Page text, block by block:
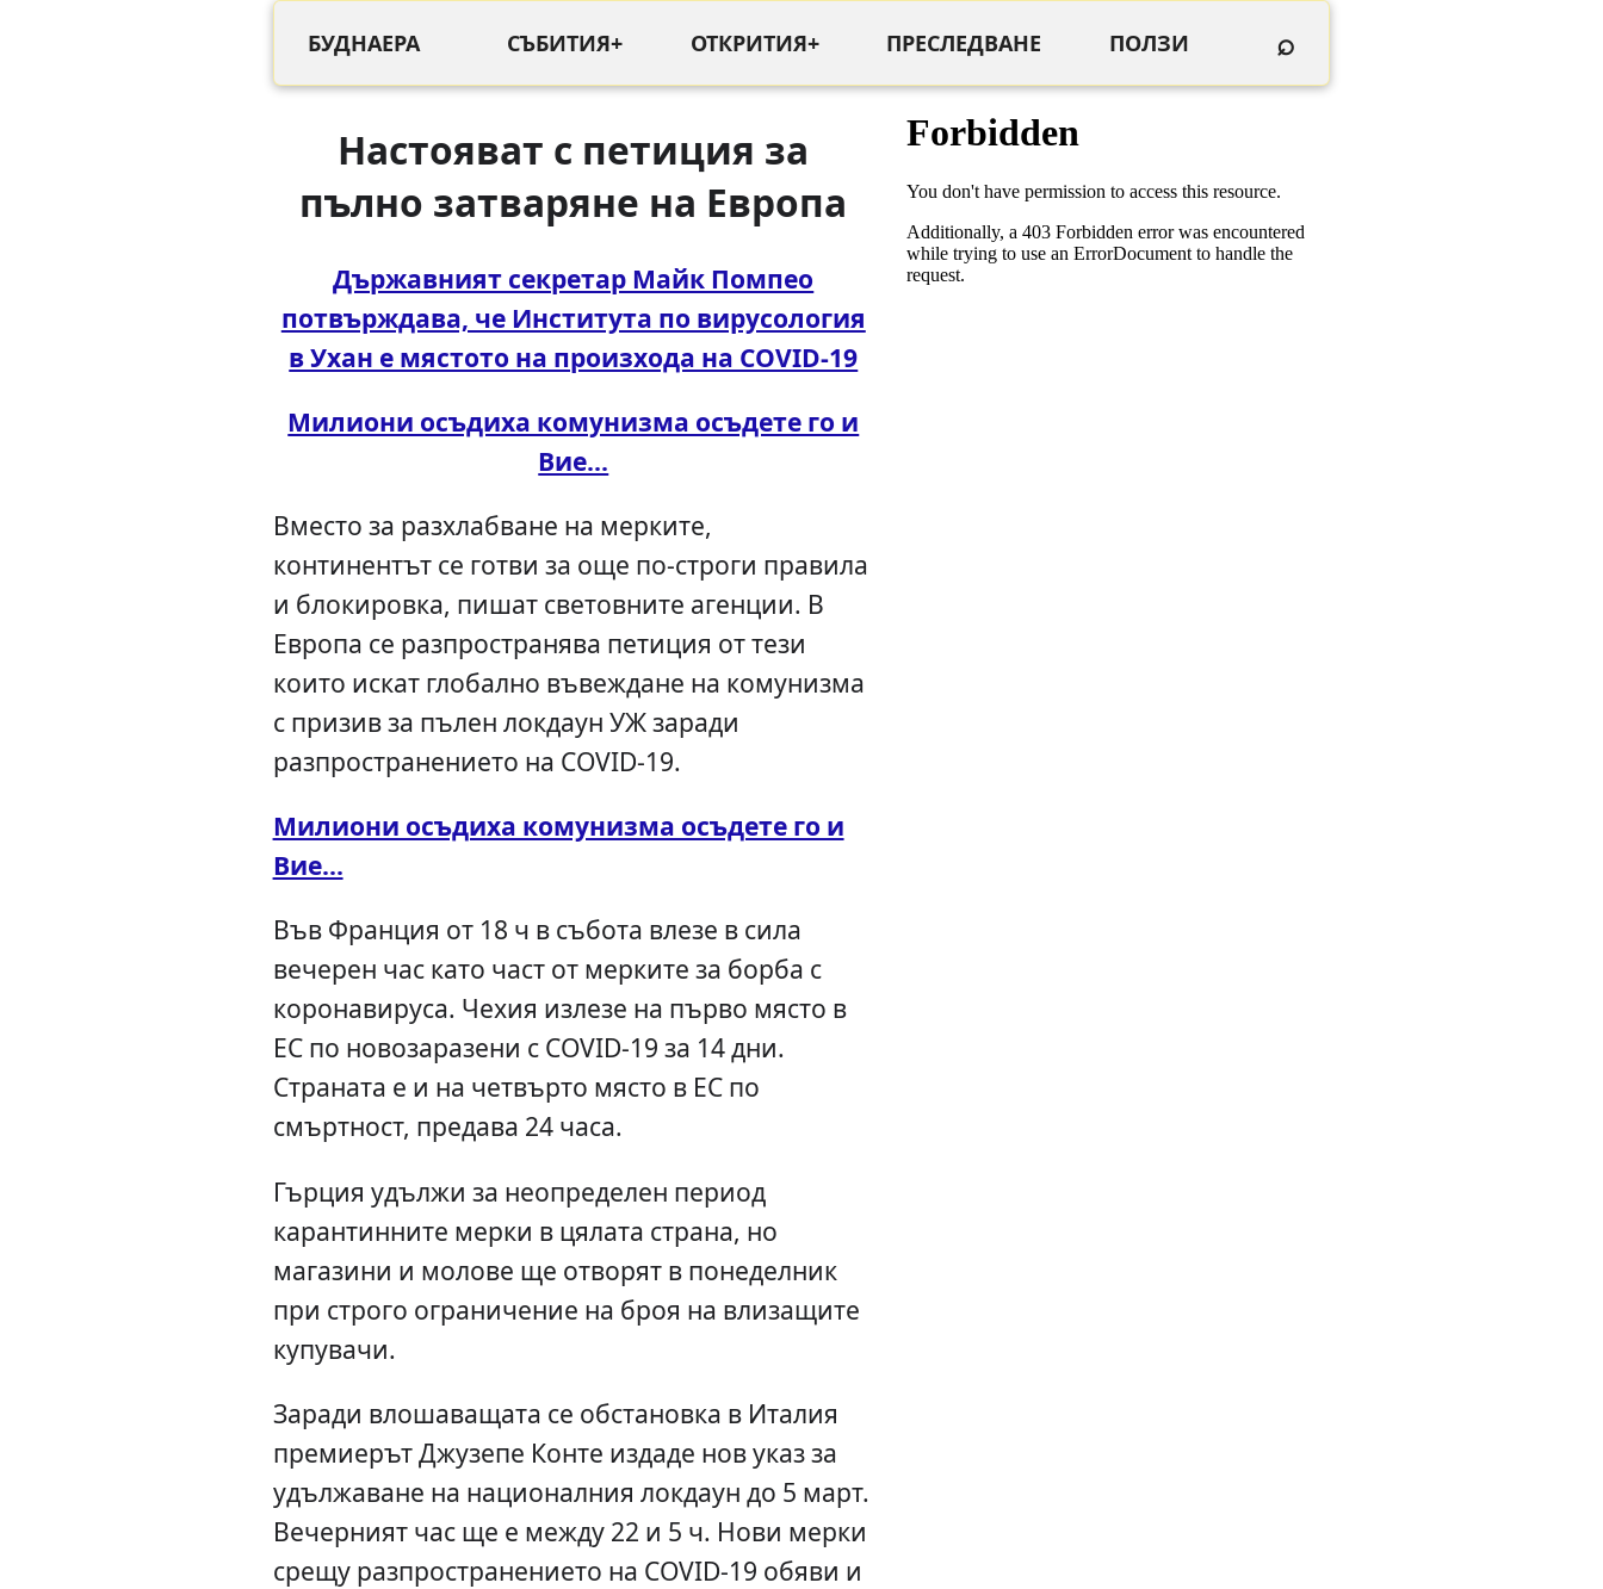
БУДНАЕРА СЪБИТИЯ+ ОТКРИТИЯ+ ПРЕСЛЕДВАНЕ ПОЛЗИ ⌕
Настояват с петиция за
пълно затваряне на Европа
Държавният секретар Майк Помпео
потвърждава, че Института по вирусология
в Ухан е мястото на произхода на COVID-19
Милиони осъдиха комунизма осъдете го и
Вие...
Вместо за разхлабване на мерките,
континентът се готви за още по-строги правила
и блокировка, пишат световните агенции. В
Европа се разпространява петиция от тези
които искат глобално въвеждане на комунизма
с призив за пълен локдаун УЖ заради
разпространението на COVID-19.
Милиони осъдиха комунизма осъдете го и
Вие...
Във Франция от 18 ч в събота влезе в сила
вечерен час като част от мерките за борба с
коронавируса. Чехия излезе на първо място в
ЕС по новозаразени с COVID-19 за 14 дни.
Страната е и на четвърто място в ЕС по
смъртност, предава 24 часа.
Гърция удължи за неопределен период
карантинните мерки в цялата страна, но
магазини и молове ще отворят в понеделник
при строго ограничение на броя на влизащите
купувачи.
Заради влошаващата се обстановка в Италия
премиерът Джузепе Конте издаде нов указ за
удължаване на националния локдаун до 5 март.
Вечерният час ще е между 22 и 5 ч. Нови мерки
срещу разпространението на COVID-19 обяви и